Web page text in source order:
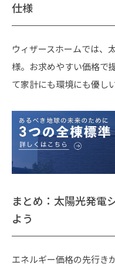
仕様
ウィザースホームでは、
様。お求めやすい価格で
て家計にも環境にも優し
まとめ：太陽光発電
よう
エネルギー価格の先行き